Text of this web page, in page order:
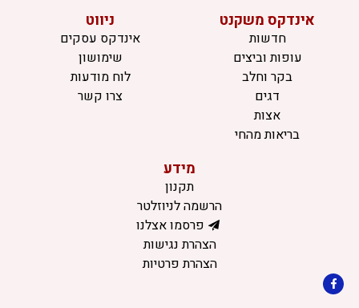
אינדקס משקנט
חדשות
עופות וביצים
בקר וחלב
דגים
אצות
בריאות מהחי
ניווט
אינדקס עסקים
שימושון
לוח מודעות
צרו קשר
מידע
תקנון
הרשמה לניוזלטר
פרסמו אצלנו
הצהרת נגישות
הצהרת פרטיות